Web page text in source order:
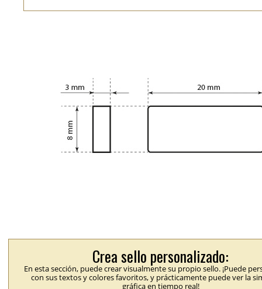
Crea sello personalizado:
En esta sección, puede crear visualmente su propio sello. ¡Puede
con sus textos y colores favoritos, y prácticamente puede ver la
gráfica en tiempo real!